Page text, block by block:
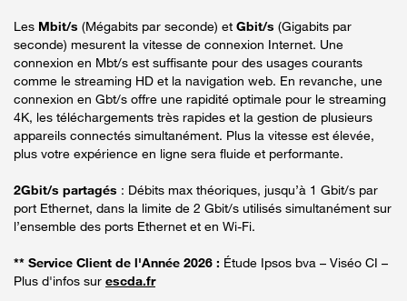
Les Mbit/s (Mégabits par seconde) et Gbit/s (Gigabits par
seconde) mesurent la vitesse de connexion Internet. Une
connexion en Mbt/s est suffisante pour des usages courants
comme le streaming HD et la navigation web. En revanche, une
connexion en Gbt/s offre une rapidité optimale pour le streaming
4K, les téléchargements très rapides et la gestion de plusieurs
appareils connectés simultanément. Plus la vitesse est élevée,
plus votre expérience en ligne sera fluide et performante.
2Gbit/s partagés : Débits max théoriques, jusqu’à 1 Gbit/s par
port Ethernet, dans la limite de 2 Gbit/s utilisés simultanément sur
l’ensemble des ports Ethernet et en Wi-Fi.
** Service Client de l'Année 2026 : Étude Ipsos bva – Viséo CI –
Plus d'infos sur escda.fr